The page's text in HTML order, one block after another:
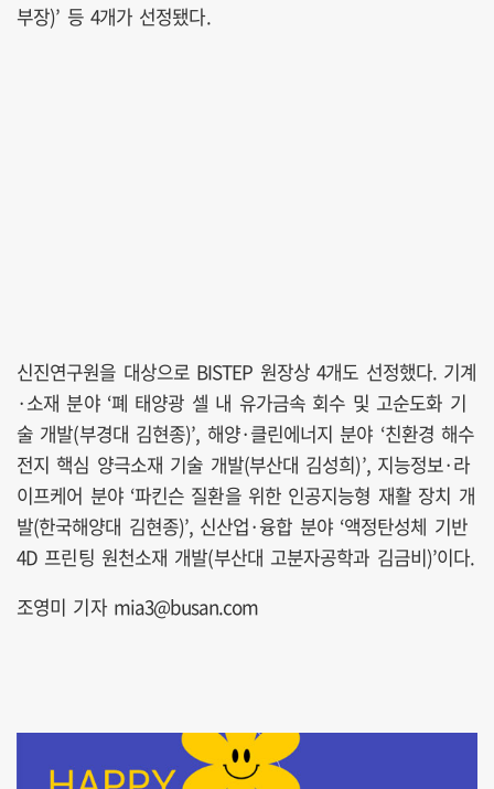
부장)’ 등 4개가 선정됐다.
신진연구원을 대상으로 BISTEP 원장상 4개도 선정했다. 기계
·소재 분야 ‘폐 태양광 셀 내 유가금속 회수 및 고순도화 기
술 개발(부경대 김현종)’, 해양·클린에너지 분야 ‘친환경 해수
전지 핵심 양극소재 기술 개발(부산대 김성희)’, 지능정보·라
이프케어 분야 ‘파킨슨 질환을 위한 인공지능형 재활 장치 개
발(한국해양대 김현종)’, 신산업·융합 분야 ‘액정탄성체 기반
4D 프린팅 원천소재 개발(부산대 고분자공학과 김금비)’이다.
조영미 기자 mia3@busan.com